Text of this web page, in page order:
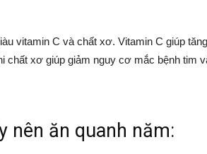
vitamin C và chất xơ. Vitamin C giúp
chất xơ giúp giảm nguy cơ mắc bệnh tim
nên ăn quanh năm: